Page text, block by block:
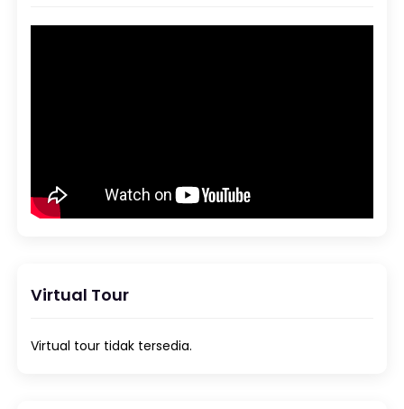
Virtual Tour
Virtual tour tidak tersedia.